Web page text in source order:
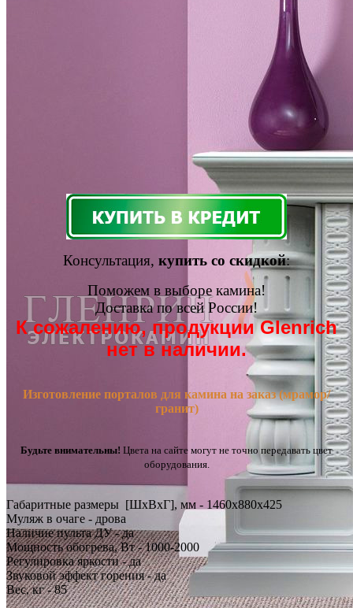
Консультация, купить со скидкой:
Поможем в выборе камина!
Доставка по всей России!
К сожалению, продукции Glenrich
нет в наличии.
Изготовление порталов для камина на заказ (мрамор/
гранит)
Будьте внимательны! Цвета на сайте могут не точно передавать цвет
оборудования.
Габаритные размеры [ШxВxГ], мм - 1460x880x425
Муляж в очаге - дрова
Наличие пульта ДУ - да
Мощность обогрева, Вт - 1000-2000
Регулировка яркости - да
Звуковой эффект горения - да
Вес, кг - 85